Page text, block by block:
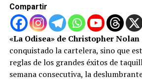
Visita nuestras Redes Sociales
Facebook: @diarioelliberal
Instagram: @diarioelliberal
Twitter: @webelliberal
Compartir
«La Odisea» de Christopher Nolan
conquistado la cartelera, sino que
reglas de los grandes éxitos de
semana consecutiva, la